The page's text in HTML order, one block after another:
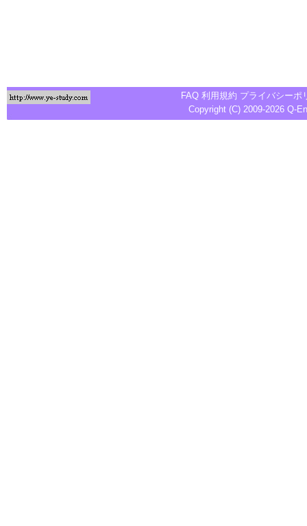
FAQ 利用規約 プライバシーポ
Copyright (C) 2009-2026 Q-